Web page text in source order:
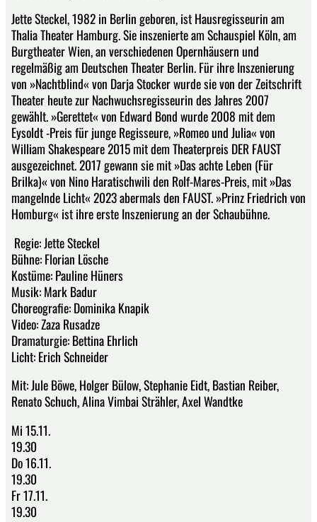
Jette Steckel, 1982 in Berlin geboren, ist Hausregisseurin am
Thalia Theater Hamburg. Sie inszenierte am Schauspiel Köln, am
Burgtheater Wien, an verschiedenen Opernhäusern und
regelmäßig am Deutschen Theater Berlin. Für ihre Inszenierung
von »Nachtblind« von Darja Stocker wurde sie von der Zeitschrift
Theater heute zur Nachwuchsregisseurin des Jahres 2007
gewählt. »Gerettet« von Edward Bond wurde 2008 mit dem
Eysoldt -Preis für junge Regisseure, »Romeo und Julia« von
William Shakespeare 2015 mit dem Theaterpreis DER FAUST
ausgezeichnet. 2017 gewann sie mit »Das achte Leben (Für
Brilka)« von Nino Haratischwili den Rolf-Mares-Preis, mit »Das
mangelnde Licht« 2023 abermals den FAUST. »Prinz Friedrich von
Homburg« ist ihre erste Inszenierung an der Schaubühne.
Regie: Jette Steckel
Bühne: Florian Lösche
Kostüme: Pauline Hüners
Musik: Mark Badur
Choreografie: Dominika Knapik
Video: Zaza Rusadze
Dramaturgie: Bettina Ehrlich
Licht: Erich Schneider
Mit: Jule Böwe, Holger Bülow, Stephanie Eidt, Bastian Reiber,
Renato Schuch, Alina Vimbai Strähler, Axel Wandtke
Mi 15.11.
19.30
Do 16.11.
19.30
Fr 17.11.
19.30